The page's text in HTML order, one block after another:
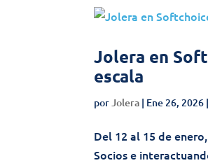
Jolera en
escala
porJolera | Ene 26, 2026 |
Del 12 al 15 de
Socios e